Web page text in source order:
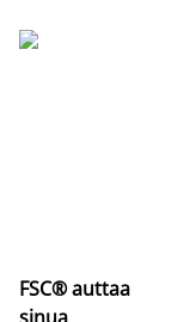
FSC® auttaa
sinua